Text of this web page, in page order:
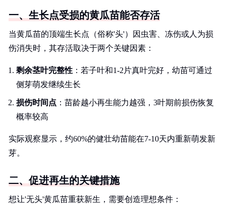
一、生长点受损的黄瓜苗能否存活
当黄瓜苗的顶端生长点（俗称'头'）因虫害、冻伤或人为损
伤消失时，其存活取决于两个关键因素：
剩余茎叶完整性 ：若子叶和1-2片真叶完好，幼苗可通过
侧芽萌发继续生长
损伤时间点 ：苗龄越小再生能力越强，3叶期前损伤恢复
概率较高
实际观察显示，约60%的健壮幼苗能在7-10天内重新萌发新
芽。
二、促进再生的关键措施
想让'无头'黄瓜苗重获新生，需要创造理想条件：